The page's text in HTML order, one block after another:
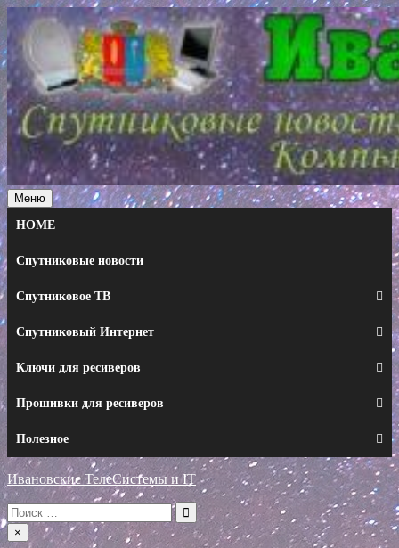
Перейти
к
содержимому
Меню
HOME
Спутниковые новости
Спутниковое ТВ
Спутниковый Интернет
Ключи для ресиверов
Прошивки для ресиверов
Полезное
Ивановские ТелеСистемы и IT
Искать:
×